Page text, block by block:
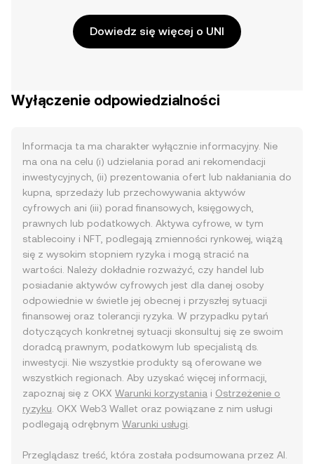
Dowiedz się więcej o UNI
Wyłączenie odpowiedzialności
Informacja ta ma charakter wyłącznie informacyjny. Nie
ma ona na celu (i) udzielania porad ani rekomendacji
inwestycyjnych, (ii) prezentowania ofert lub nakłaniania do
kupna, sprzedaży lub przechowywania aktywów
cyfrowych ani (iii) porad finansowych, księgowych,
prawnych lub podatkowych. Aktywa cyfrowe, w tym
stablecoiny i NFT, podlegają zmienności rynkowej, wiążą
się z wysokim stopniem ryzyka i mogą stracić na
wartości. Należy dokładnie rozważyć, czy handel lub
posiadanie aktywów cyfrowych jest dla danej osoby
odpowiednie w świetle jej obecnej i przyszłej sytuacji
finansowej oraz tolerancji ryzyka. W przypadku pytań
dotyczących konkretnej sytuacji skonsultuj się ze swoim
doradcą prawnym, podatkowym lub specjalistą ds.
inwestycji. Nie wszystkie produkty są oferowane we
wszystkich regionach. Aby uzyskać więcej informacji,
zapoznaj się z OKX Warunki korzystania i Ostrzeżenie o
ryzyku . OKX Web3 Wallet oraz powiązane z nim usługi
podlegają odrębnym Warunki usługi
Przeglądasz treść, która została podsumowana przez AI.